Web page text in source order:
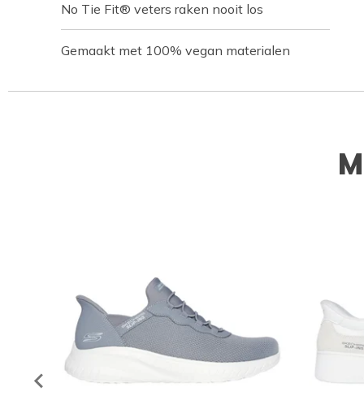
No Tie Fit® veters raken nooit los
Gemaakt met 100% vegan materialen